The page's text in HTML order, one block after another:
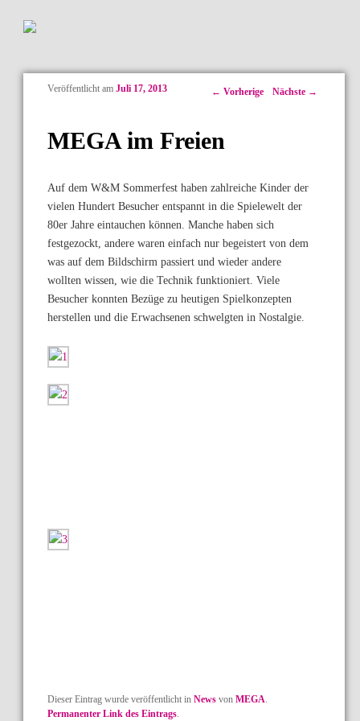
Artikelnavigation
← Vorherige Nächste →
MEGA im Freien
Veröffentlicht am Juli 17, 2013
Auf dem W&M Sommerfest haben zahlreiche Kinder der
vielen Hundert Besucher entspannt in die Spielewelt der
80er Jahre eintauchen können. Manche haben sich
festgezockt, andere waren einfach nur begeistert von dem
was auf dem Bildschirm passiert und wieder andere
wollten wissen, wie die Technik funktioniert. Viele
Besucher konnten Bezüge zu heutigen Spielkonzepten
herstellen und die Erwachsenen schwelgten in Nostalgie.
Dieser Eintrag wurde veröffentlicht in Newsvon MEGA.
Permanenter Link des Eintrags.